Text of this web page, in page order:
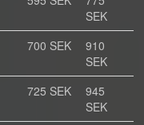
SEK
700 SEK
910
SEK
725 SEK
945
SEK